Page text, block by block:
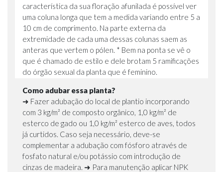
característica da sua floração afunilada é possível ver
uma coluna longa que tem a medida variando entre 5 a
10 cm de comprimento. Na parte externa da
extremidade de cada uma dessas colunas saem as
anteras que vertem o pólen. * Bem na ponta se vê o
que é chamado de estilo e dele brotam 5 ramificações
do órgão sexual da planta que é feminino.
Como adubar essa planta?
➜ Fazer adubação do local de plantio incorporando
com 3 kg/m² de composto orgânico, 1,0 kg/m² de
esterco de gado ou 1,0 kg/m² esterco de aves, todos
já curtidos. Caso seja necessário, deve-se
complementar a adubação com fósforo através de
fosfato natural e/ou potássio com introdução de
cinzas de madeira. ➜ Para manutenção aplicar NPK